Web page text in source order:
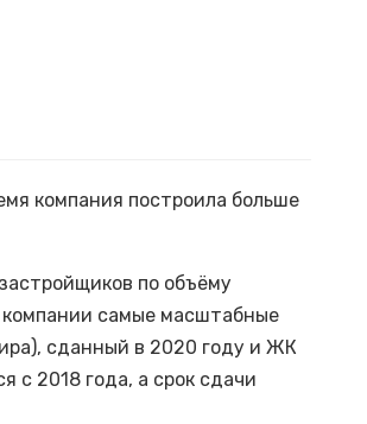
компания построила больше
по объёму
компании самые масштабные
сданный в 2020 году и ЖК
с 2018 года, а срок сдачи